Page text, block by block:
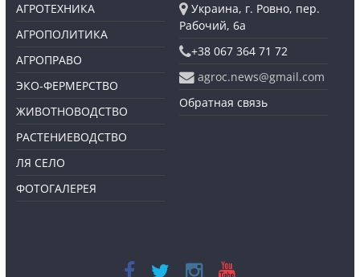
АГРОТЕХНИКА
АГРОПОЛИТИКА
АГРОПРАВО
ЭКО-ФЕРМЕРСТВО
ЖИВОТНОВОДСТВО
РАСТЕНИЕВОДСТВО
ЛЯ СЕЛО
ФОТОГАЛЕРЕЯ
Украина, г. Ровно, пер.
Рабочий, 6а
+38 067 364 71 72
agroc.news@gmail.com
Обратная связь